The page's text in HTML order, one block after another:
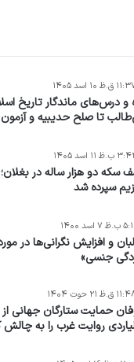
و درس‌های ماندگار تاریخ
تا صلح حدیبیه و
ق.ظ ۱۰ اسد ۱۴۰۵
سکه دو هزار ساله در بغلان؛
سپرده شد
ب.ظ ۱۱ اسد ۱۴۰۵
و افزایش نگرانی‌ها در
جنسی»
۷ اسد ۱۴۰۰
حمایت ستارگان جهانی از
روایت غرب را به
ق.ظ ۲۱ حوت ۱۴۰۴